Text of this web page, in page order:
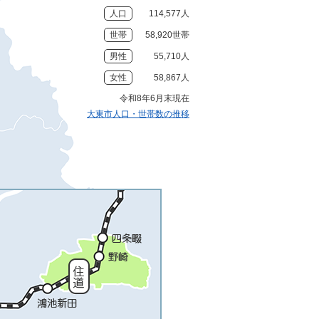
人口 114,577人
世帯 58,920世帯
男性 55,710人
女性 58,867人
令和8年6月末現在
大東市人口・世帯数の推移